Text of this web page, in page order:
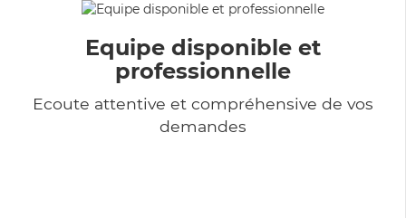
Equipe disponible et
professionnelle
Ecoute attentive et compréhensive de vos
demandes